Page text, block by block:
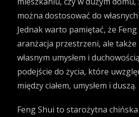
można dostosować do
Jednak warto pamiętać, że
aranżacja przestrzeni, ale także
własnym umysłem i
podejście do życia, które
między ciałem, umysłem i duszą.
Feng Shui to starożytna